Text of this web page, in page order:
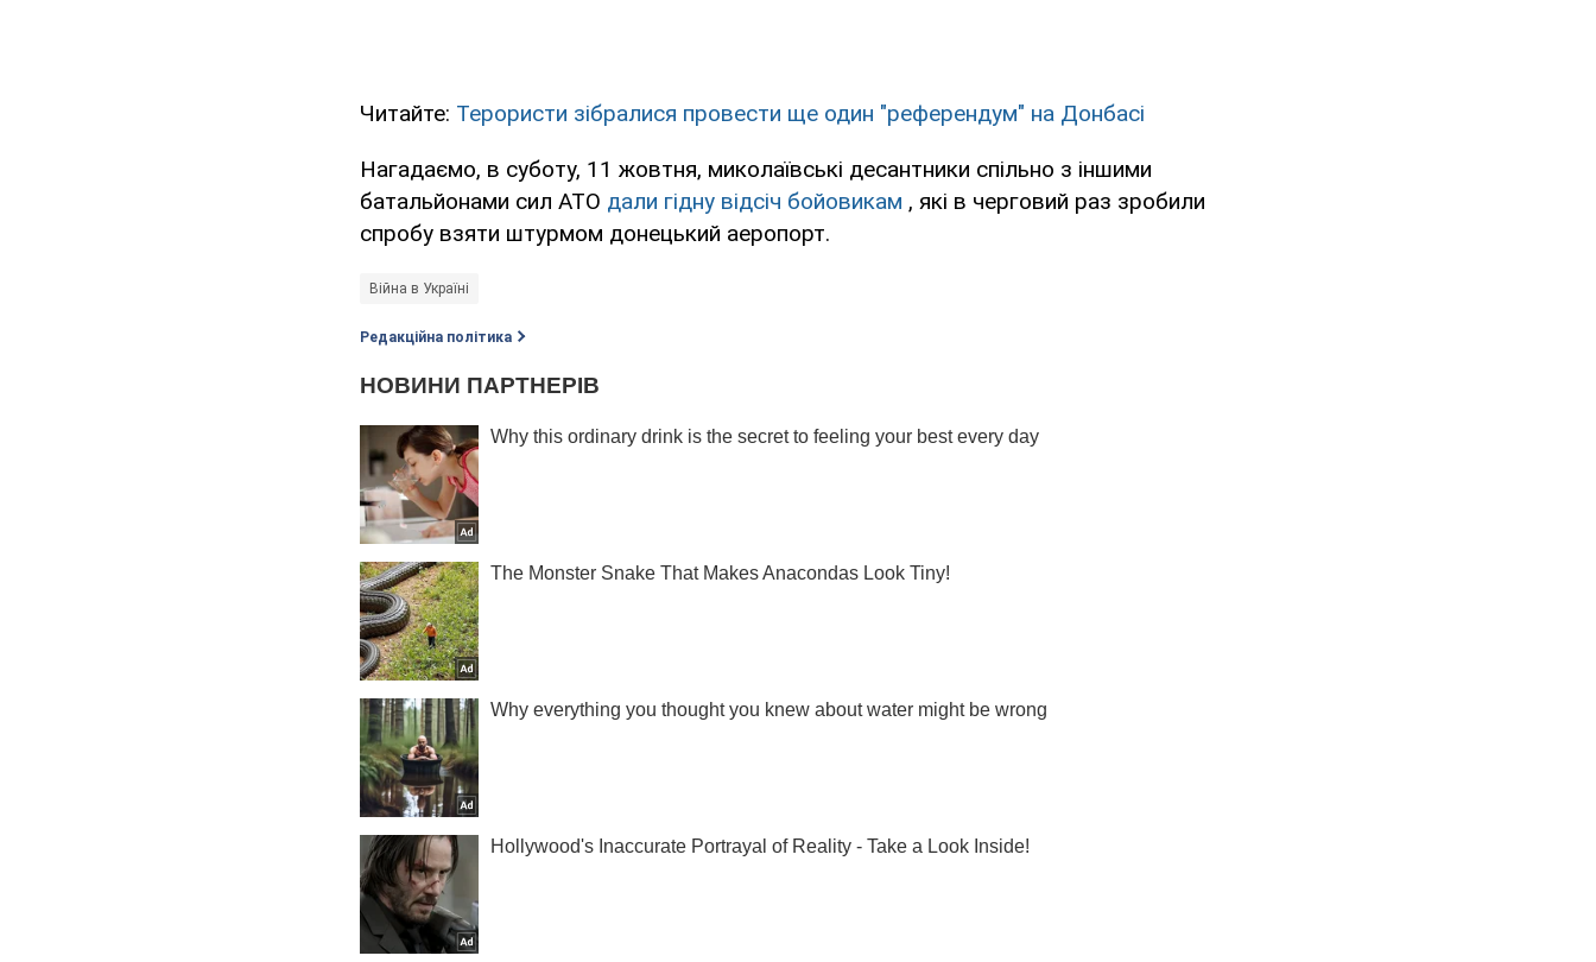
Читайте: Терористи зібралися провести ще один "референдум" на Донбасі
Нагадаємо, в суботу, 11 жовтня, миколаївські десантники спільно з іншими
батальйонами сил АТО дали гідну відсіч бойовикам , які в черговий раз зробили
спробу взяти штурмом донецький аеропорт.
Війна в Україні
Редакційна політика